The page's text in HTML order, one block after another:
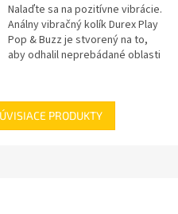
Nalaďte sa na pozitívne vibrácie.
Análny vibračný kolík Durex Play
Pop & Buzz je stvorený na to,
aby odhalil neprebádané oblasti
PRODUKTY